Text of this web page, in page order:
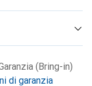
(Bring-in)
di garanzia